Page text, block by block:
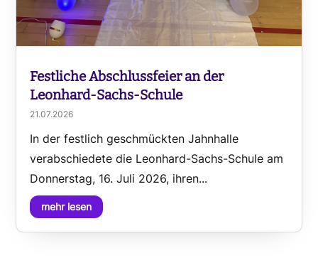
Festliche Abschlussfeier an der
Leonhard-Sachs-Schule
21.07.2026
In der festlich geschmückten Jahnhalle
verabschiedete die Leonhard-Sachs-Schule am
Donnerstag, 16. Juli 2026, ihren...
mehr lesen